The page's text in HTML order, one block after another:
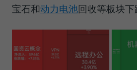
宝石和动力电池回收等板块下